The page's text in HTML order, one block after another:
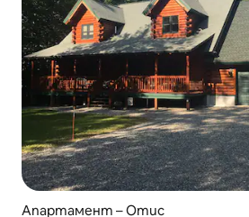
Апартамент – Отис